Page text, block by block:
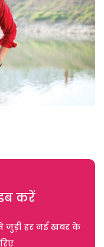
करें
जुड़ी हर नई खबर के